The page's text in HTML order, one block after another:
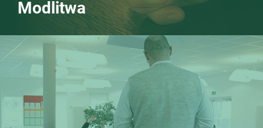
Modlitwa